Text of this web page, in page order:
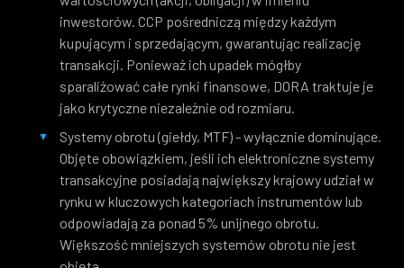
inwestorów. CCP pośredniczą między każdym
kupującym i sprzedającym, gwarantując realizację
transakcji. Ponieważ ich upadek mógłby
sparaliżować całe rynki finansowe, DORA traktuje je
jako krytyczne niezależnie od rozmiaru.
Systemy obrotu (giełdy, MTF) - wyłącznie dominujące.
Objęte obowiązkiem, jeśli ich elektroniczne systemy
transakcyjne posiadają największy krajowy udział w
rynku w kluczowych kategoriach instrumentów lub
odpowiadają za ponad 5% unijnego obrotu.
Większość mniejszych systemów obrotu nie jest